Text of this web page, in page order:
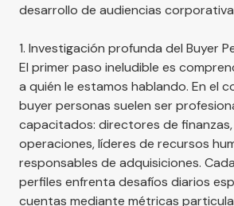
desarrollo de audiencias
1. Investigación profunda del Buyer
El primer paso ineludible es
a quién le estamos hablando. En el
buyer personas suelen ser
capacitados: directores de
operaciones, líderes de recursos
responsables de adquisiciones.
perfiles enfrenta desafíos diarios
cuentas mediante métricas